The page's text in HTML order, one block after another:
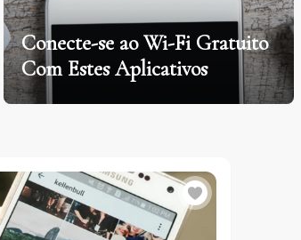
Conecte-se ao Wi-Fi Gratuito
Com Estes Aplicativos